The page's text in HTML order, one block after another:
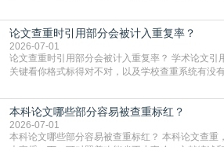
真的太亏。提前做AIGC检测，已经成了很多过来
AIGC检测成了论文答辩投稿前的必备项？可能还有
框架，内容都是自己写的，至于做AIG
论文查重时引用部分会被计入重复率？
2026-07-01
论文查重时引用部分会被计入重复率？ 学术论文引用部分会不会被算进重复率，
关键看你格式标得对不对，以及学校查重系统有没
独占一行，每条文献用[1][2]方括号编号、与正文一
7714（作者、题名、刊名、年、卷期、页码齐全，
成功后通常把这段标为引用，
本科论文哪些部分容易被查重标红？
2026-07-01
本科论文哪些部分容易被查重标红？ 本科论文查重，最容易“中招“标红的地方帮